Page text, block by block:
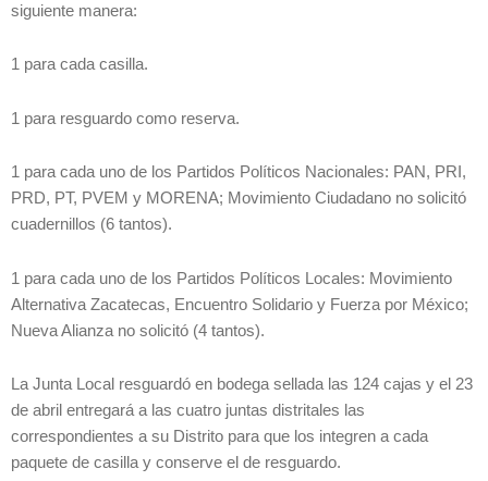
siguiente manera:
1 para cada casilla.
1 para resguardo como reserva.
1 para cada uno de los Partidos Políticos Nacionales: PAN, PRI,
PRD, PT, PVEM y MORENA; Movimiento Ciudadano no solicitó
cuadernillos (6 tantos).
1 para cada uno de los Partidos Políticos Locales: Movimiento
Alternativa Zacatecas, Encuentro Solidario y Fuerza por México;
Nueva Alianza no solicitó (4 tantos).
La Junta Local resguardó en bodega sellada las 124 cajas y el 23
de abril entregará a las cuatro juntas distritales las
correspondientes a su Distrito para que los integren a cada
paquete de casilla y conserve el de resguardo.